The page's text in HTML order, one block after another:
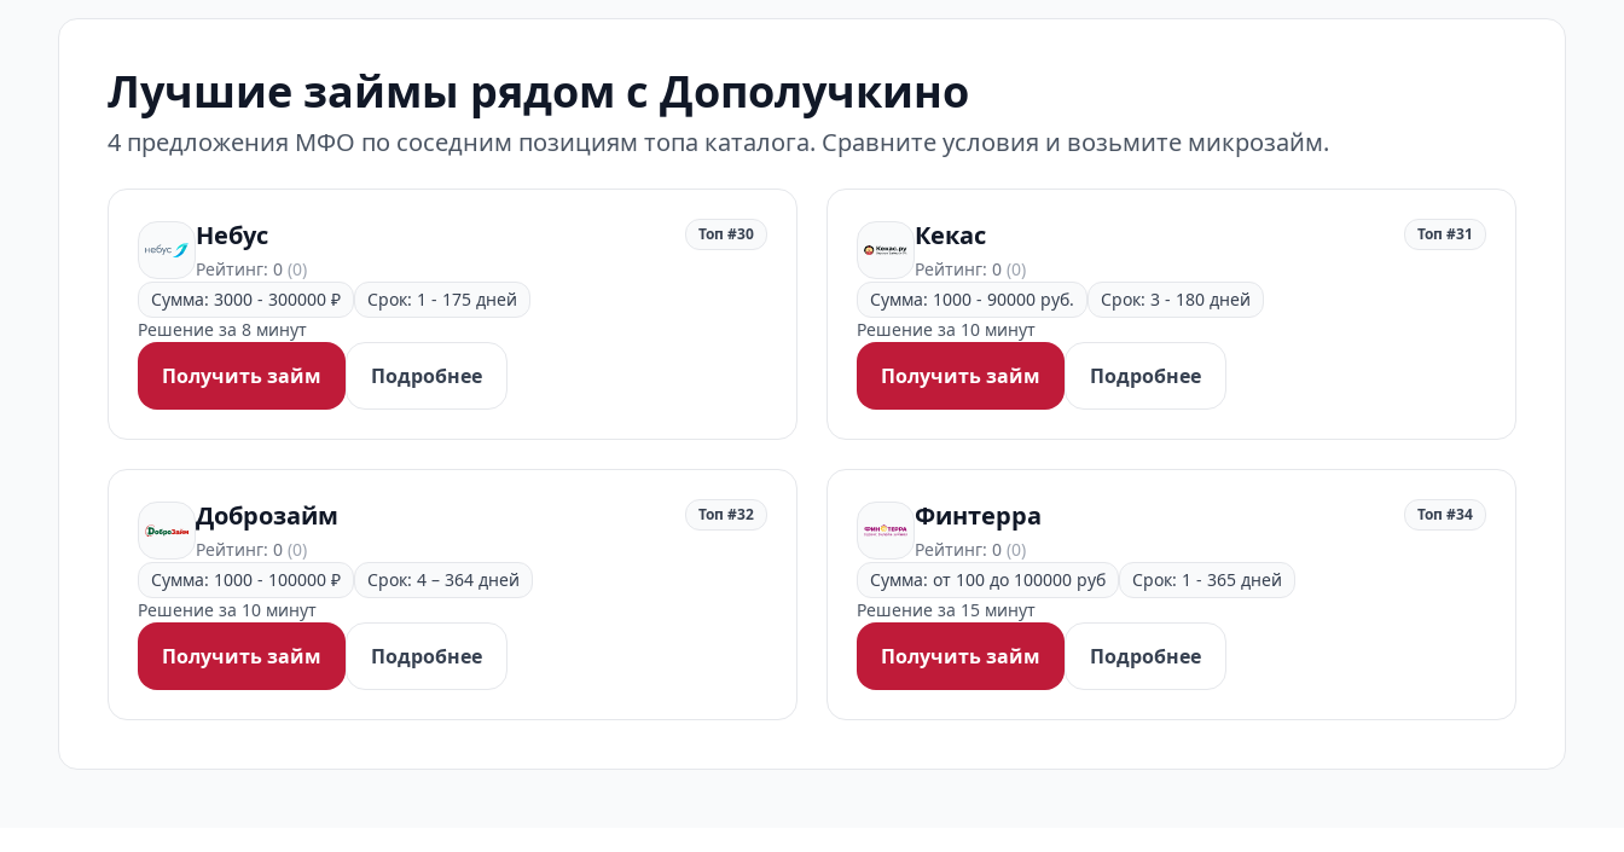
Лучшие займы рядом с Дополучкино
4 предложения МФО по соседним позициям топа каталога. Сравните условия и возьмите микрозайм.
Небус
Рейтинг: 0 (0)
Топ #30
Сумма: 3000 - 300000 ₽
Срок: 1 - 175 дней
Решение за 8 минут
Получить займ Подробнее
Кекас
Рейтинг: 0 (0)
Топ #31
Сумма: 1000 - 90000 руб.
Срок: 3 - 180 дней
Решение за 10 минут
Получить займ Подробнее
Доброзайм
Рейтинг: 0 (0)
Топ #32
Сумма: 1000 - 100000 ₽
Срок: 4 – 364 дней
Решение за 10 минут
Получить займ Подробнее
Финтерра
Рейтинг: 0 (0)
Топ #34
Сумма: от 100 до 100000 руб
Срок: 1 - 365 дней
Решение за 15 минут
Получить займ Подробнее